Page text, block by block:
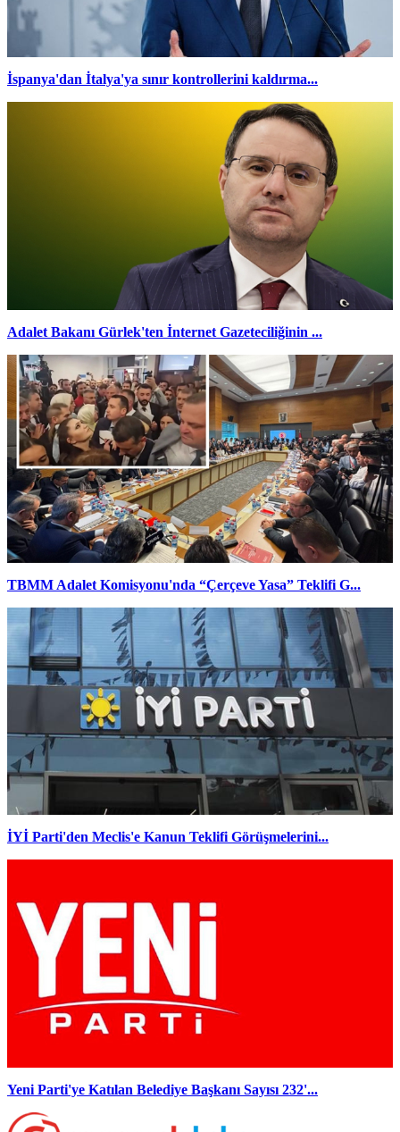
İspanya'dan İtalya'ya sınır kontrollerini kaldırma...
Adalet Bakanı Gürlek'ten İnternet Gazeteciliğinin ...
TBMM Adalet Komisyonu'nda “Çerçeve Yasa” Teklifi G...
İYİ Parti'den Meclis'e Kanun Teklifi Görüşmelerini...
Yeni Parti'ye Katılan Belediye Başkanı Sayısı 232'...